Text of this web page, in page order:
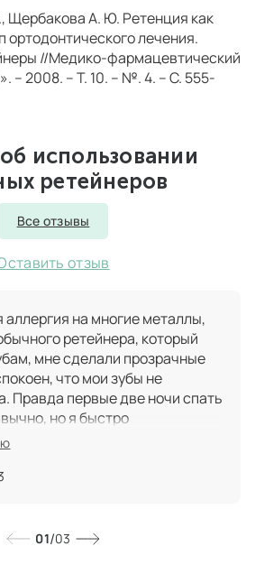
Щербакова А. Ю. Ретенция как
ортодонтического лечения.
//Медико-фармацевтический
– 2008. – Т. 10. – №. 4. – С. 555-
использовании
ретейнеров
Все отзывы
отзыв
аллергия на многие металлы,
ретейнера, который
мне сделали прозрачные
что мои зубы не
Правда первые две ночи спать
но я быстро
не замечаю их во
01/03